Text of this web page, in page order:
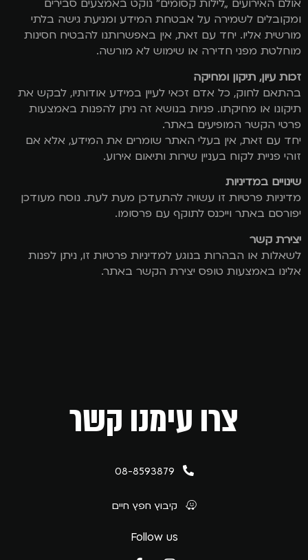
אולם האירועים „לילות קסומים” נוקט באמצעים סבירים
ומקובלים לשמירה על אבטחת המידע ומניעת גישה בלתי
מורשית אליו. יחד עם זאת, אין באפשרותנו להבטיח חסינות
מוחלטת מפני חדירה או שימוש לא מורשה.
זכות עיון, תיקון ומחיקה
בהתאם לחוק, כל אדם זכאי לעיין במידע אודותיו, לבקש את
תיקונו או מחיקתו. פניות בנושא זה ניתן להפנות באמצעות
פרטי הקשר המופיעים באתר.
יחד עם זאת, אין בעלי האתר שומרים את המידע, אלא אם
זוהי פניית לקוח בעניין שירות ותיאום אירוע.
שינויים במדיניות
מדיניות פרטיות זו עשויה להתעדכן מעת לעת. נוסח מעודכן
יפורסם באתר וייכנס לתוקף עם פרסומו.
יצירת קשר
לשאלות או הבהרות בנוגע למדיניות פרטיות זו, ניתן לפנות
אלינו באמצעות טופס יצירת הקשר באתר.
צרו עימנו קשר
08-8593879
קיבוץ חפץ חיים
Follow us